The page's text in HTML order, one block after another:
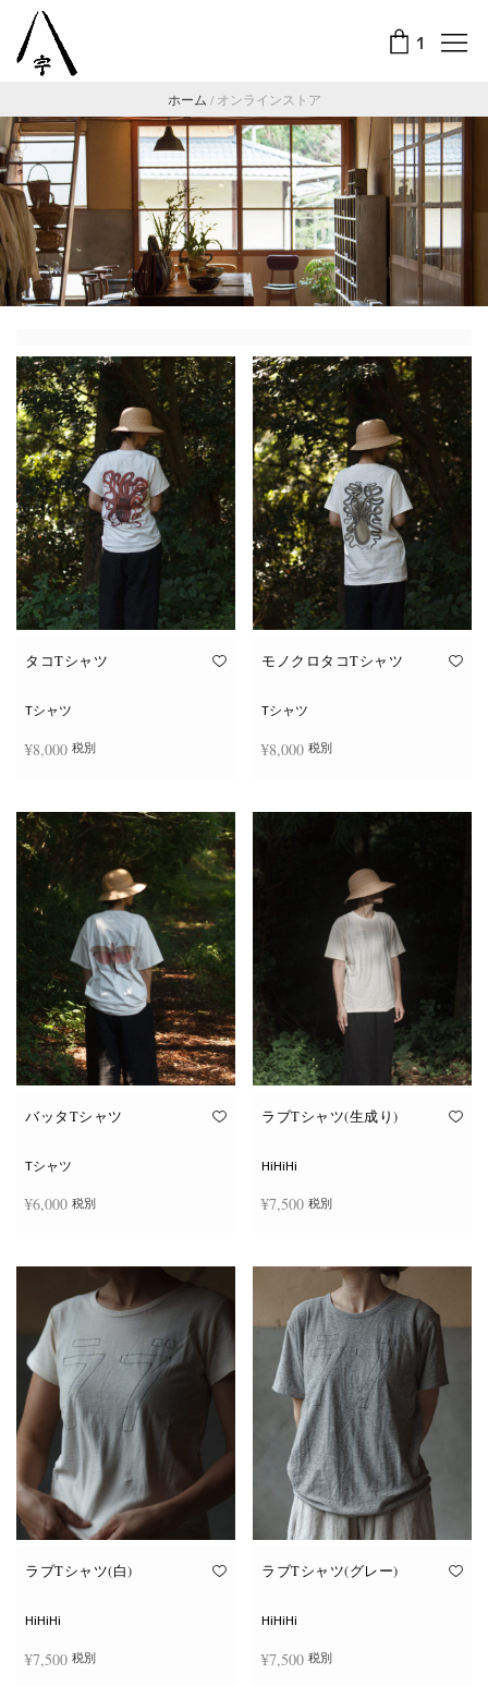
1
ホーム / オンラインストア
タコTシャツ
Tシャツ
¥8,000 税別
の
商
品
に
は
複
数
の
バ
リ
エ
ー
シ
ョ
ま
ジ
ら
選
き
ま
す
モノクロタコTシャツ
Tシャツ
¥8,000 税別
の
商
品
は
複
数
の
バ
エ
ョ
ま
オ
ジ
ら
選
択
で
き
ま
す
バッタTシャツ
Tシャツ
¥6,000 税別
の
品
に
数
の
バ
リ
エ
ー
シ
ョ
ン
が
あ
り
ま
オ
ラブTシャツ(生成り)
HiHiHi
¥7,500 税別
の
商
品
に
は
複
数
の
バ
リ
エ
ー
シ
ョ
ン
が
あ
り
ま
オ
ラブTシャツ(白)
HiHiHi
¥7,500 税別
ラブTシャツ(グレー)
HiHiHi
¥7,500 税別